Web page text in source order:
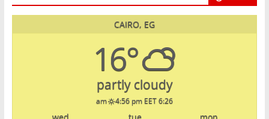
CAIRO, EG
16°
partly cloudy
6:26 am
4:56 pm EET